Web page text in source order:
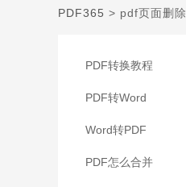
PDF365 > pdf页面删除
PDF转换教程
PDF转Word
Word转PDF
PDF怎么合并